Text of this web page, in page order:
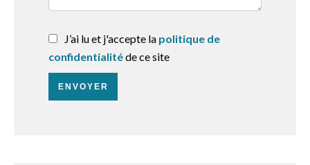
J’ai lu et j'accepte la politique de
confidentialitéde ce site
ENVOYER